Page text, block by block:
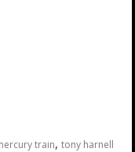
train,tony harnell